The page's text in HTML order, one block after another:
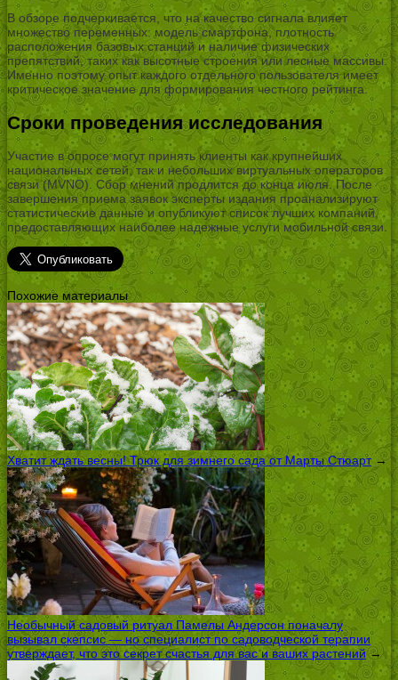
В обзоре подчеркивается, что на качество сигнала влияет
множество переменных: модель смартфона, плотность
расположения базовых станций и наличие физических
препятствий, таких как высотные строения или лесные массивы.
Именно поэтому опыт каждого отдельного пользователя имеет
критическое значение для формирования честного рейтинга.
Сроки проведения исследования
Участие в опросе могут принять клиенты как крупнейших
национальных сетей, так и небольших виртуальных операторов
связи (MVNO). Сбор мнений продлится до конца июля. После
завершения приема заявок эксперты издания проанализируют
статистические данные и опубликуют список лучших компаний,
предоставляющих наиболее надежные услуги мобильной связи.
Похожие материалы
Хватит ждать весны! Трюк для зимнего сада от Марты Стюарт→
Необычный садовый ритуал Памелы Андерсон поначалу
вызывал скепсис — но специалист по садоводческой терапии
утверждает, что это секрет счастья для вас и ваших растений→